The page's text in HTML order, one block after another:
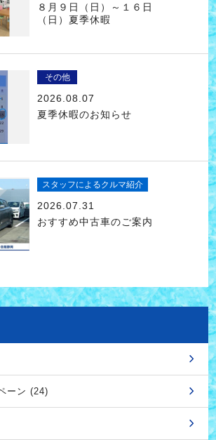
８月９日（日）～１６日
（日）夏季休暇
その他
2026.08.07
夏季休暇のお知らせ
スタッフによるクルマ紹介
2026.07.31
おすすめ中古車のご案内
ーン (24)